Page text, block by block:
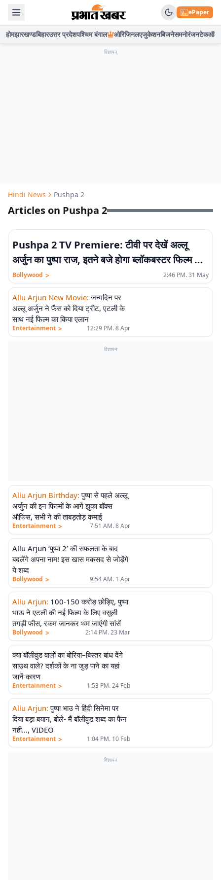
ePaper
होमझारखण्डबिहारउत्तर प्रदेशपश्चिम बंगाल ओरिजिनलएजुकेशनबिजनेसमनोरंजनटेकऑटो
विज्ञापन
Hindi News Pushpa 2
Articles on Pushpa 2
Pushpa 2 TV Premiere: टीवी पर देखें अल्लू
अर्जुन का पुष्पा राज, इतने बजे होगा ब्लॉकबस्टर फिल्म का
होगा टेलीकास्ट
Bollywood > 2:46 PM. 31 May
Allu Arjun New Movie: जन्मदिन पर
अल्लू अर्जुन ने फैंस को दिया ट्रीट, एटली के
साथ नई फिल्म का किया एलान
Entertainment > 12:29 PM. 8 Apr
विज्ञापन
Allu Arjun Birthday: पुष्पा से पहले अल्लू
अर्जुन की इन फिल्मों के आगे झुका बॉक्स
ऑफिस, सभी ने की ताबड़तोड़ कमाई
Entertainment > 7:51 AM. 8 Apr
Allu Arjun ‘पुष्पा 2’ की सफलता के बाद
बदलेंगे अपना नाम! इस खास मकसद से जोड़ेंगे
ये शब्द
Bollywood > 9:54 AM. 1 Apr
Allu Arjun: 100-150 करोड़ छोड़िए, पुष्पा
भाऊ ने एटली की नई फिल्म के लिए वसूली
तगड़ी फीस, रकम जानकर थम जाएंगी सांसें
Bollywood > 2:14 PM. 23 Mar
क्या बॉलीवुड वालों का बोरिया–बिस्तर बांध देंगे
साउथ वाले? दर्शकों के ना जुड़ पाने का यहां
जानें कारण
Entertainment > 1:53 PM. 24 Feb
Allu Arjun: पुष्पा भाउ ने हिंदी सिनेमा पर
दिया बड़ा बयान, बोले- मैं बॉलीवुड शब्द का फैन
नहीं…, VIDEO
Entertainment > 1:04 PM. 10 Feb
विज्ञापन